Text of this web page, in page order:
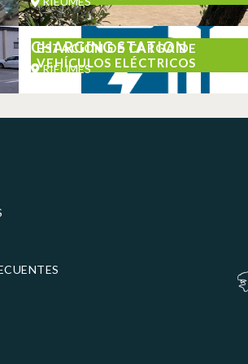
ESTACIÓN DE CARGA DE
VEHÍCULOS ELÉCTRICOS
CHARGING STATION
RIEUMES